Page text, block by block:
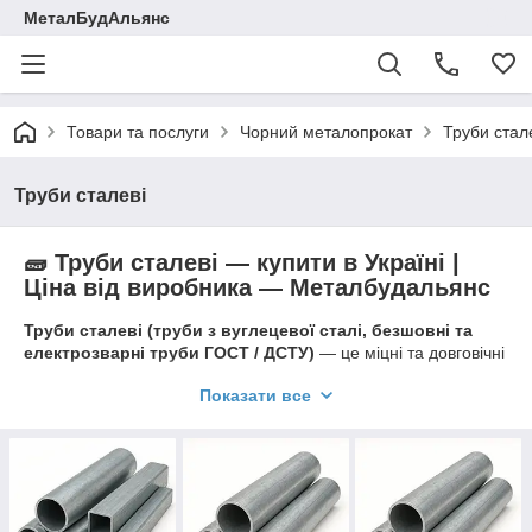
МеталБудАльянс
Товари та послуги Чорний металопрокат Труби
Труби сталеві
🧱 Труби сталеві — купити в Україні |
Ціна від виробника — Металбудальянс
Труби сталеві (труби з вуглецевої сталі, безшовні та
електрозварні труби ГОСТ / ДСТУ) — це міцні та довговічні
енергетиці та інженерних комунікаціях.
8734-75, ДСТУ 8808:2018, EN 10219і доступна
оптом та в
роздріб із доставкою по всій Україні.
КомпаніяМеталбудальянс
— провідний виробник і
Показати все